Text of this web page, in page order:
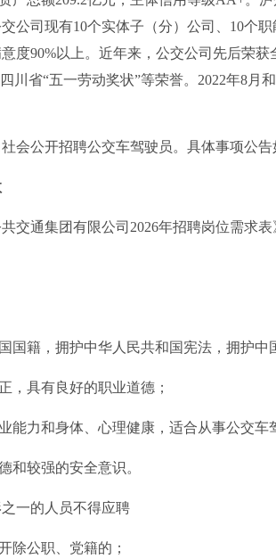
公司现有10个实体子（分）公司、10个
度90%以上。近年来，公交公司先后荣
川省“五一劳动奖状”等荣誉。2022年8月
公开招聘公交车驾驶员。具体事项公告
交通集团有限公司2026年招聘岗位需求表
籍，拥护中华人民共和国宪法，拥护中
具有良好的职业道德；
力和身体、心理健康，适合从事公交车
较强的安全意识。
一的人员不得应聘
公职、党籍的；